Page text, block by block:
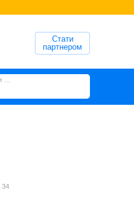
Стати
партнером
34